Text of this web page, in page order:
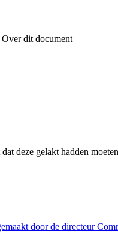
Over dit document
deze gelakt hadden
door de directeur